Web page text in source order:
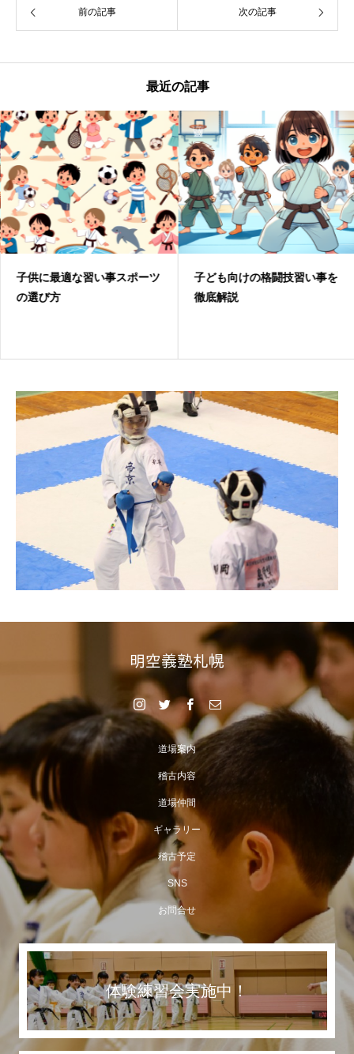
前の記事 次の記事
最近の記事
子供に最適な習い事スポーツ
の選び方
子ども向けの格闘技習い事を
徹底解説
道場案内
稽古内容
道場仲間
ギャラリー
稽古予定
SNS
お問合せ
体験練習会実施中！